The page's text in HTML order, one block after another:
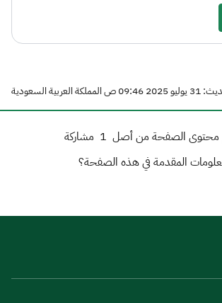
العربية السعودية
محتوى الصفحة من أصل 1 مشاركة
المقدمة في هذه الصفحة؟